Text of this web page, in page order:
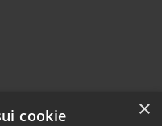
×
cookie